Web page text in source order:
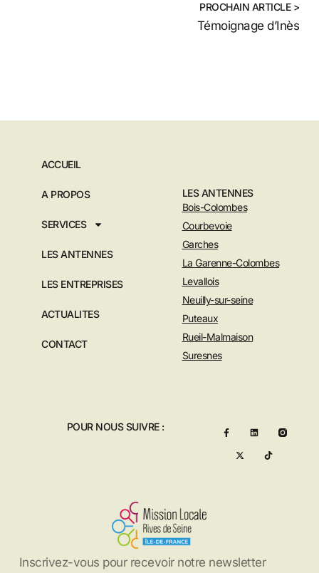
PROCHAIN ARTICLE >
Témoignage d’Inès
ACCUEIL
A PROPOS
SERVICES
LES ANTENNES
LES ENTREPRISES
ACTUALITES
CONTACT
LES ANTENNES
Bois-Colombes
Courbevoie
Garches
La Garenne-Colombes
Levallois
Neuilly-sur-seine
Puteaux
Rueil-Malmaison
Suresnes
POUR NOUS SUIVRE :